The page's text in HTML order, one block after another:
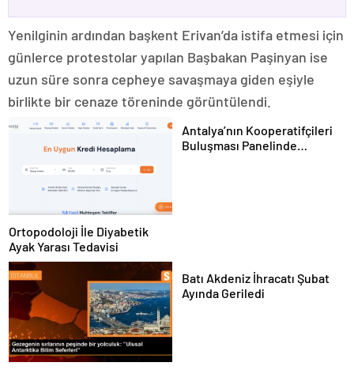
Yenilginin ardından başkent Erivan’da istifa etmesi için
günlerce protestolar yapılan Başbakan Paşinyan ise
uzun süre sonra cepheye savaşmaya giden eşiyle
birlikte bir cenaze töreninde görüntülendi.
Ortopodoloji İle Diyabetik
Ayak Yarası Tedavisi
Antalya’nın Kooperatifçileri
Buluşması Panelinde
Batı Akdeniz İhracatı Şubat
Ayında Geriledi